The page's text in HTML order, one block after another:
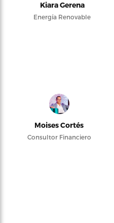
Kiara Gerena
Energía Renovable
Moises Cortés
Consultor Financiero